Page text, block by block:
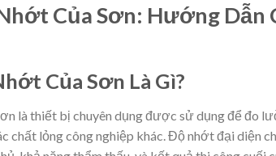
Của Sơn: Hướng Dẫn
Của Sơn Là Gì?
là thiết bị chuyên dụng được sử dụng để đo
chất lỏng công nghiệp khác. Độ nhớt đại diện